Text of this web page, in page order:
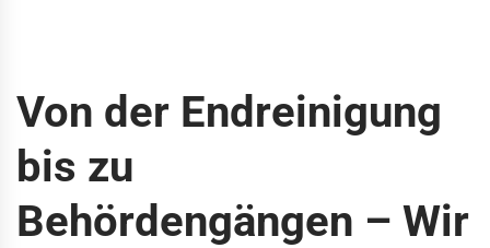
Von der Endreinigung
bis zu
Behördengängen – Wir